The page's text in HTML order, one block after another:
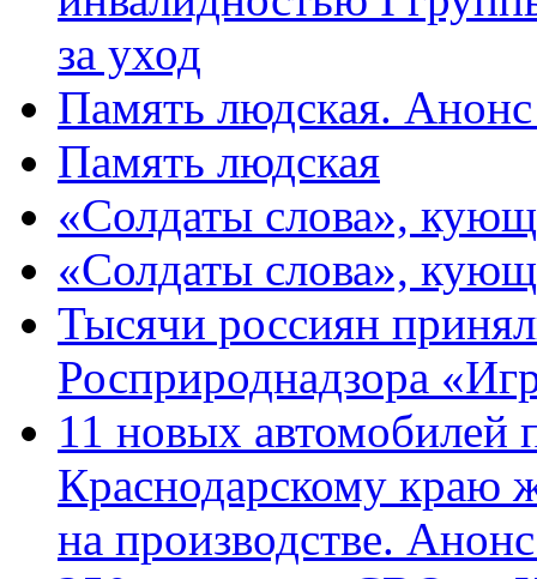
за уход
Память людская.
Память людская
«Солдаты слова»,
«Солдаты слова»,
Тысячи россиян
Росприроднадзора
11 новых автомобилей
Краснодарскому краю
на производстве.